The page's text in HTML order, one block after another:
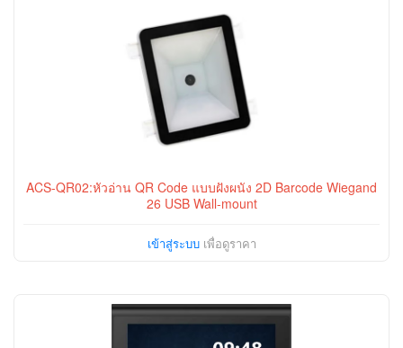
ACS-QR02:หัวอ่าน QR Code แบบฝังผนัง 2D Barcode Wiegand
26 USB Wall-mount
เข้าสู่ระบบเพื่อดูราคา